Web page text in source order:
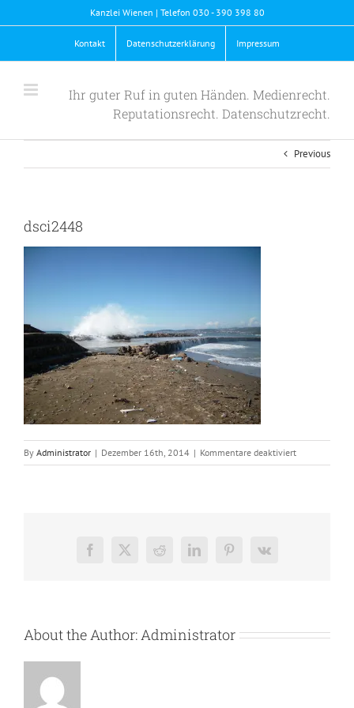
to
Kanzlei Wienen | Telefon 030 - 390 398 80
Kontakt Datenschutzerklärung Impressum
Ihr guter Ruf in guten Händen. Medienrecht.
Reputationsrecht. Datenschutzrecht.
Previous
dsci2448
By Administrator | Dezember 16th, 2014 | Kommentare deaktiviertfür
dsci2448
Facebook
X RedditLinkedInPinterest
Vk
About the Author:Administrator